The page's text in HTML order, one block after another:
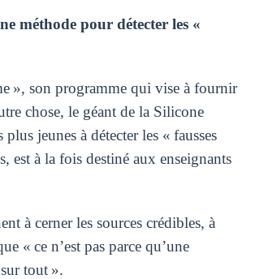
méthode pour détecter les «
», son programme qui vise à fournir
chose, le géant de la Silicone
jeunes à détecter les « fausses
est à la fois destiné aux enseignants
à cerner les sources crédibles, à
« ce n’est pas parce qu’une
tout ».